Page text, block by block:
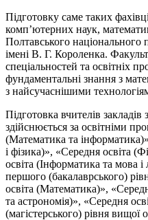
Підготовку саме таких
комп’ютерних наук,
Полтавського національного
імені В. Г. Короленка.
спеціальностей та освітніх
фундаментальні знання з
з найсучаснішими
Підготовка вчителів закладів
здійснюється за освітніми
(Математика та
і фізика)», «Середня освіта
освіта (Інформатика та мова і
першого (бакалаврського)
освіта (Математика)»,
та астрономія)», «Середня
(магістерського) рівня вищої